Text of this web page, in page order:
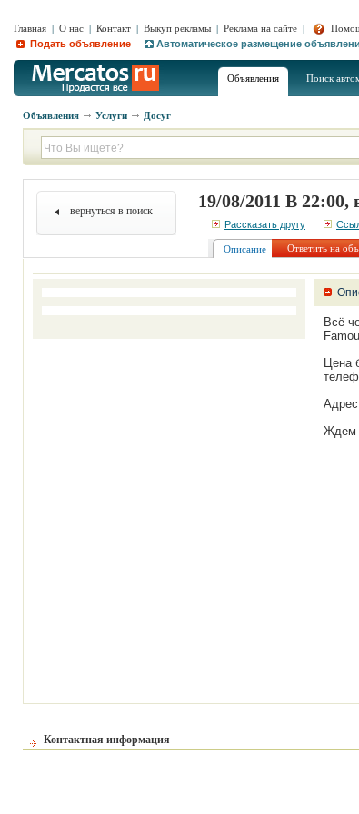
Главная | О нас | Контакт | Выкуп рекламы | Реклама на сайте |
Подать объявление
Автоматическое размещение
Объявления Поиск
Объявления Услуги Досуг
вернуться в поиск 19/08/2011 В
Рассказать другу
Описание Ответить на
Всё
Цена
Ждем
Контактная информация